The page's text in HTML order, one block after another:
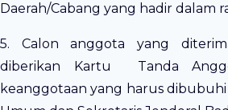
Daerah/Cabang yang hadir dalam
5. Calon anggota yang
diberikan Kartu Tanda
keanggotaan yang harus